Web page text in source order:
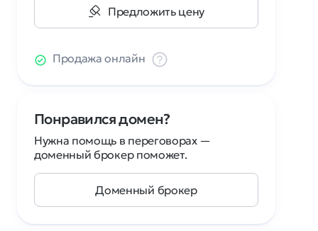
Предложить цену
Продажа онлайн
Понравился домен?
Нужна помощь в переговорах —
доменный брокер поможет.
Доменный брокер